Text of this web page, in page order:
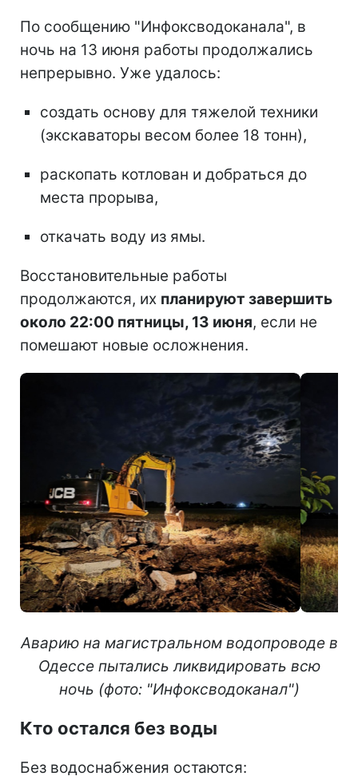
По сообщению "Инфоксводоканала", в
ночь на 13 июня работы продолжались
непрерывно. Уже удалось:
создать основу для тяжелой техники
(экскаваторы весом более 18 тонн),
раскопать котлован и добраться до
места прорыва,
откачать воду из ямы.
Восстановительные работы
продолжаются, их планируют завершить
около 22:00 пятницы, 13 июня, если не
помешают новые осложнения.
Аварию на магистральном водопроводе в
Одессе пытались ликвидировать всю
ночь (фото: "Инфоксводоканал")
Кто остался без воды
Без водоснабжения остаются: